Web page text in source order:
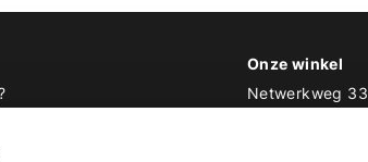
Outfit
Onze winkel
Netwerkweg 33